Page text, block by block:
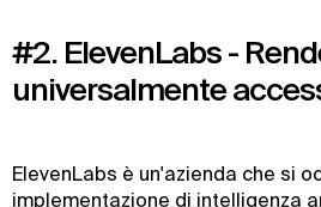
#2. ElevenLabs -
universalmente
ElevenLabs è un'azienda che si
implementazione di intelligenza